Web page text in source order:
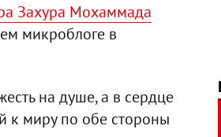
Захура Мохаммада
микроблоге в
на душе, а в сердце
к миру по обе стороны